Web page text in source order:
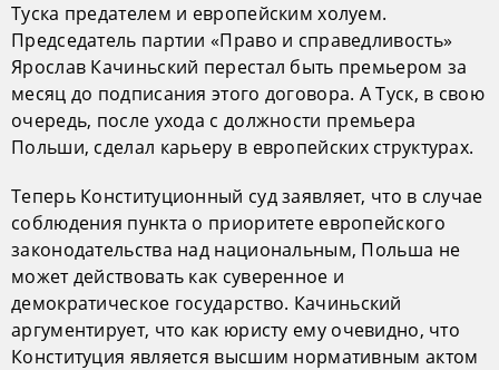
Туска предателем и европейским холуем.
Председатель партии «Право и справедливость»
Ярослав Качиньский перестал быть премьером за
месяц до подписания этого договора. А Туск, в свою
очередь, после ухода с должности премьера
Польши, сделал карьеру в европейских структурах.
Теперь Конституционный суд заявляет, что в случае
соблюдения пункта о приоритете европейского
законодательства над национальным, Польша не
может действовать как суверенное и
демократическое государство. Качиньский
аргументирует, что как юристу ему очевидно, что
Конституция является высшим нормативным актом